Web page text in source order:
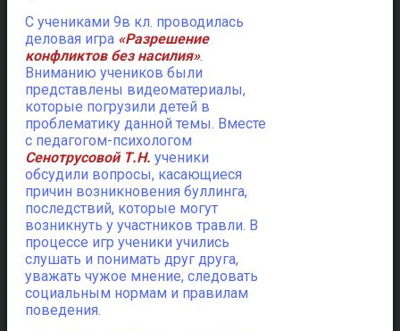
С учениками 9в кл. проводилась
деловая игра «Разрешение
конфликтов без насилия».
Вниманию учеников были
представлены видеоматериалы,
которые погрузили детей в
проблематику данной темы. Вместе
с педагогом-психологом
Сенотрусовой Т.Н. ученики
обсудили вопросы, касающиеся
причин возникновения буллинга,
последствий, которые могут
возникнуть у участников травли. В
процессе игр ученики учились
слушать и понимать друг друга,
уважать чужое мнение, следовать
социальным нормам и правилам
поведения.